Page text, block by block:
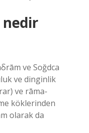
nedir
ve Soğdca
ve dinginlik
ve rāma-
köklerinden
olarak da